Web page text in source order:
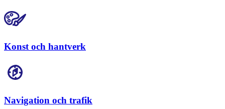
Konst och hantverk
Navigation och trafik